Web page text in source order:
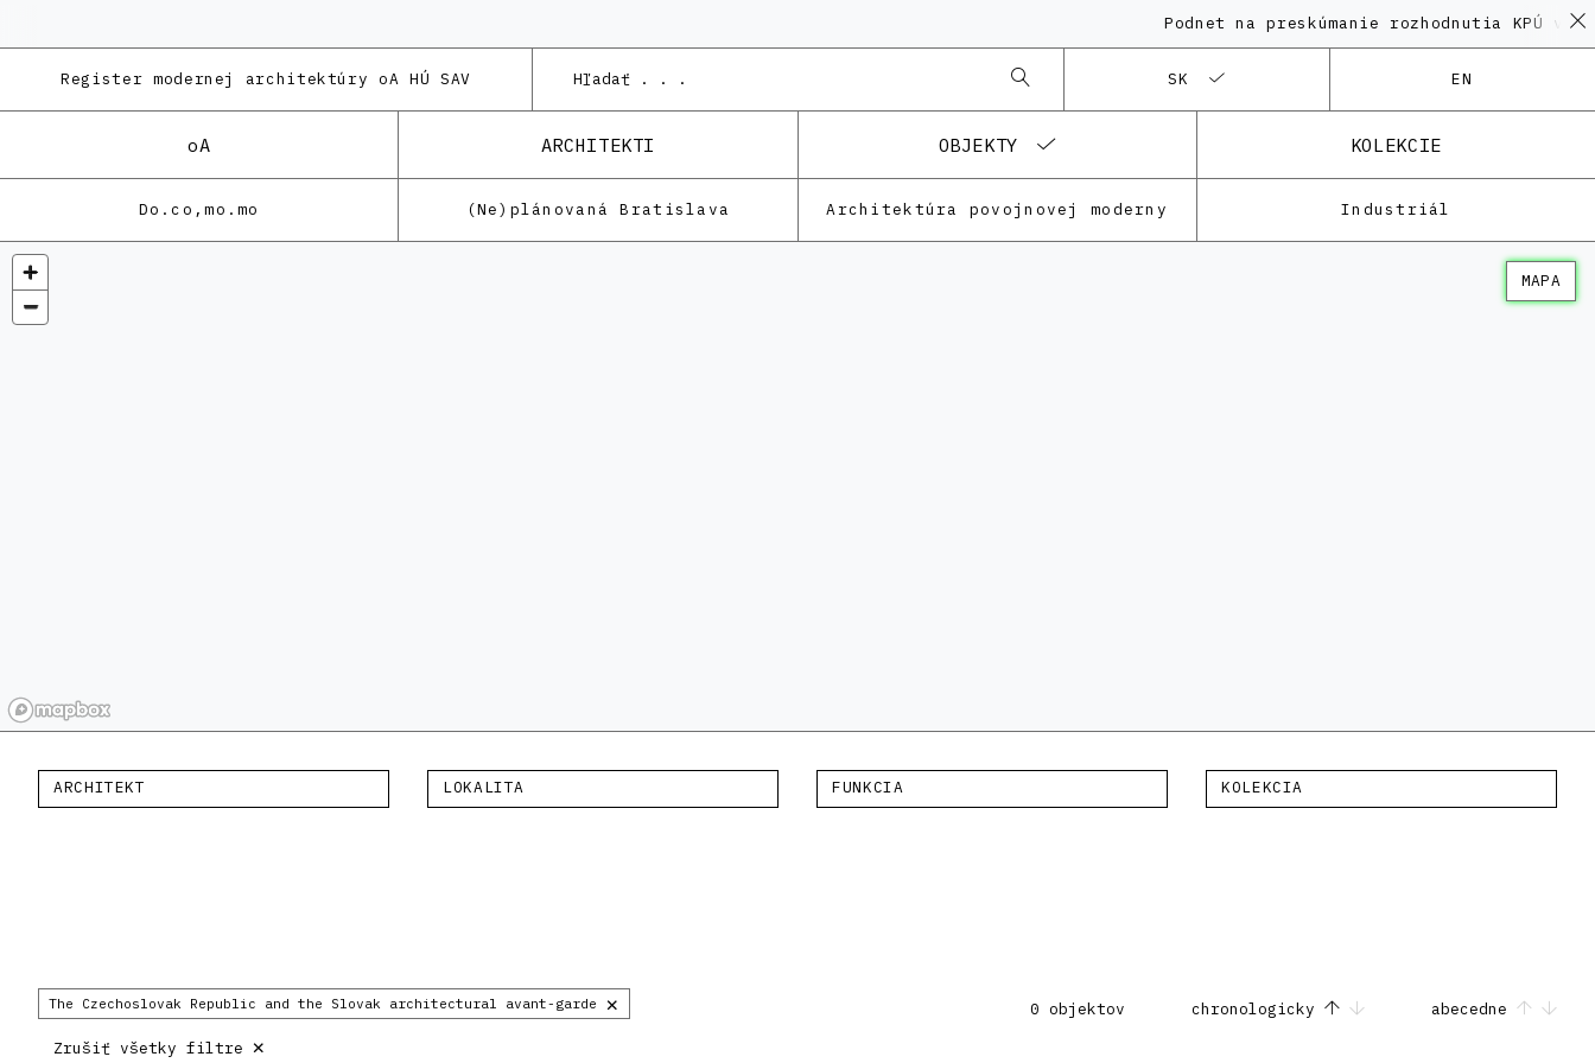
Podnet na preskúmanie rozhodnutia KPÚ vo
Register modernej architektúry oA HÚ SAV SK EN
oA ARCHITEKTI OBJEKTY KOLEKCIE
Do.co,mo.mo (Ne)plánovaná Bratislava Architektúra povojnovej moderny Industriál
MAPA
ARCHITEKT LOKALITA FUNKCIA KOLEKCIA
The Czechoslovak Republic and the Slovak architectural avant-garde ×
Zrušiť všetky filtre ×
0 objektov chronologicky abecedne